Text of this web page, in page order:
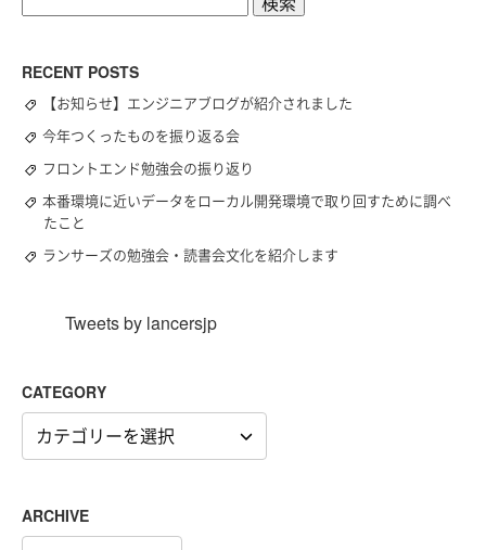
RECENT POSTS
【お知らせ】エンジニアブログが紹介されました
今年つくったものを振り返る会
フロントエンド勉強会の振り返り
本番環境に近いデータをローカル開発環境で取り回すために調べ
たこと
ランサーズの勉強会・読書会文化を紹介します
Tweets by lancersjp
CATEGORY
CATEGORY
ARCHIVE